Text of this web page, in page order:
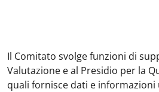
Il Comitato svolge funzioni di
Valutazione e al Presidio per la
quali fornisce dati e